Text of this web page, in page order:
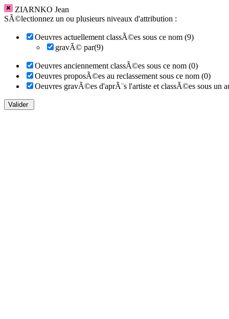
ZIARNKO Jean
SÃ©lectionnez un ou plusieurs niveaux d'attribution :
Oeuvres actuellement classÃ©es sous ce nom (9)
gravÃ© par(9)
Oeuvres anciennement classÃ©es sous ce nom (0)
Oeuvres proposÃ©es au reclassement sous ce nom (0)
Oeuvres gravÃ©es d'aprÃ¨s l'artiste et classÃ©es sous un
Valider